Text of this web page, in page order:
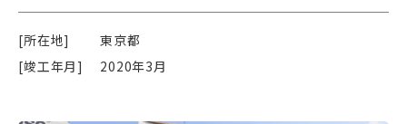
[所在地]
東京都
[竣工年月]
2020年3月